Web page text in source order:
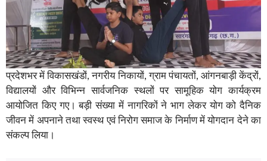
प्रदेशभर में विकासखंडों, नगरीय निकायों, ग्राम पंचायतों, आंगनबाड़ी केंद्रों,
विद्यालयों और विभिन्न सार्वजनिक स्थलों पर सामूहिक योग कार्यक्रम
आयोजित किए गए। बड़ी संख्या में नागरिकों ने भाग लेकर योग को दैनिक
जीवन में अपनाने तथा स्वस्थ एवं निरोग समाज के निर्माण में योगदान देने का
संकल्प लिया।